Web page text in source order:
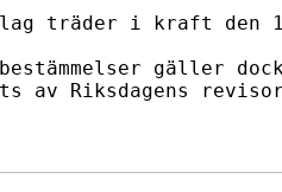
lag träder i kraft den
gäller
av Riksdagens